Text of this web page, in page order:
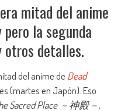
mitad del anime
la segunda
otros detalles.
del anime de Dead
(martes en Japón). Eso
Sacred Place －神殿－,